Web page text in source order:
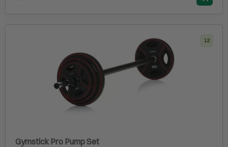
12
Gymstick Pro Pump Set